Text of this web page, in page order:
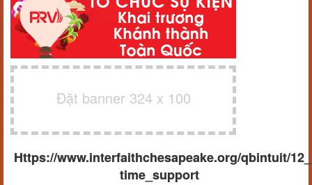
Đặt banner 324 x 100
Https://www.interfaithchesapeake.org/qbintuit/
time_support